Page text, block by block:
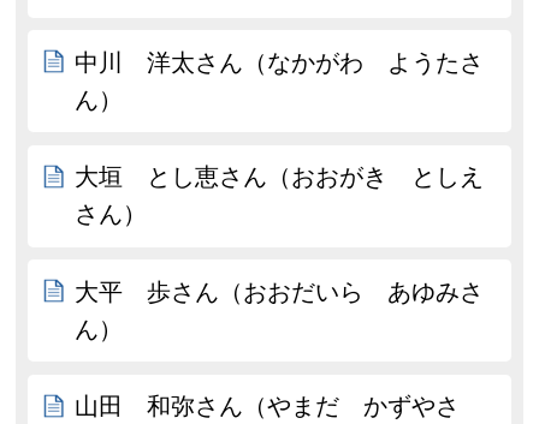
中川 洋太さん（なかがわ ようたさ
ん）
大垣 とし恵さん（おおがき としえ
さん）
大平 歩さん（おおだいら あゆみさ
ん）
山田 和弥さん（やまだ かずやさ